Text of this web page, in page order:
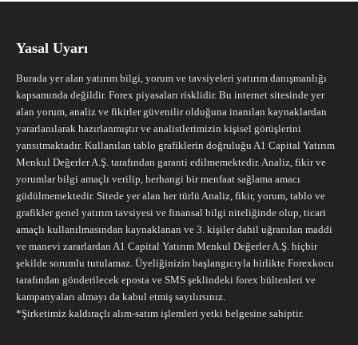
Yasal Uyarı
Burada yer alan yatırım bilgi, yorum ve tavsiyeleri yatırım danışmanlığı
kapsamında değildir. Forex piyasaları risklidir. Bu internet sitesinde yer
alan yorum, analiz ve fikirler güvenilir olduğuna inanılan kaynaklardan
yararlanılarak hazırlanmıştır ve analistlerimizin kişisel görüşlerini
yansıtmaktadır. Kullanılan tablo grafiklerin doğruluğu A1 Capital Yatırım
Menkul Değerler A.Ş. tarafından garanti edilmemektedir. Analiz, fikir ve
yorumlar bilgi amaçlı verilip, herhangi bir menfaat sağlama amacı
güdülmemektedir. Sitede yer alan her türlü Analiz, fikir, yorum, tablo ve
grafikler genel yatırım tavsiyesi ve finansal bilgi niteliğinde olup, ticari
amaçlı kullanılmasından kaynaklanan ve 3. kişiler dahil uğranılan maddi
ve manevi zararlardan A1 Capital Yatırım Menkul Değerler A.Ş. hiçbir
şekilde sorumlu tutulamaz. Üyeliğinizin başlangıcıyla birlikte Forexkocu
tarafından gönderilecek eposta ve SMS şeklindeki forex bültenleri ve
kampanyaları almayı da kabul etmiş sayılırsınız.
*Şirketimiz kaldıraçlı alım-satım işlemleri yetki belgesine sahiptir.